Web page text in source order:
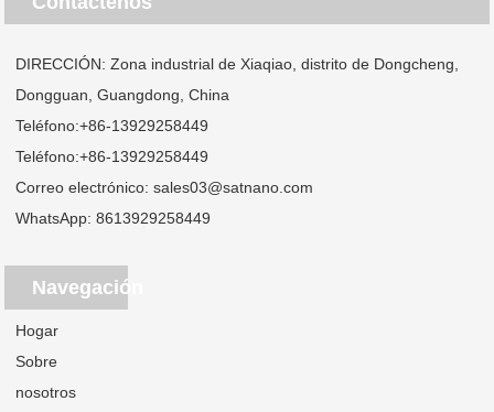
DIRECCIÓN: Zona industrial de Xiaqiao, distrito de Dongcheng,
Dongguan, Guangdong, China
Teléfono:+86-13929258449
Teléfono:+86-13929258449
Correo electrónico:sales03@satnano.com
WhatsApp:8613929258449
Navegación
Hogar
Sobre
nosotros